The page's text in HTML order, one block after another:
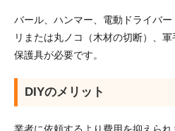
バール、ハンマー、電動ドライバ
リまたは丸ノコ（木材の切断）、
保護具が必要です。
DIYのメリット
業者に依頼するより費用を抑えら